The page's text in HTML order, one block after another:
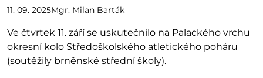
11. 09. 2025Mgr. Milan Barták
Ve čtvrtek 11. září se uskutečnilo na Palackého vrchu
okresní kolo Středoškolského atletického poháru
(soutěžily brněnské střední školy).